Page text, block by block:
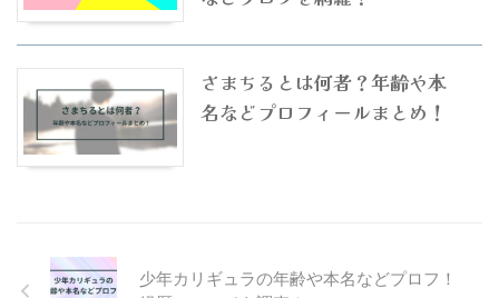
さまちるとは何者？年齢や本
名などプロフィールまとめ！
少年カリギュラの年齢や本名などプロフ！